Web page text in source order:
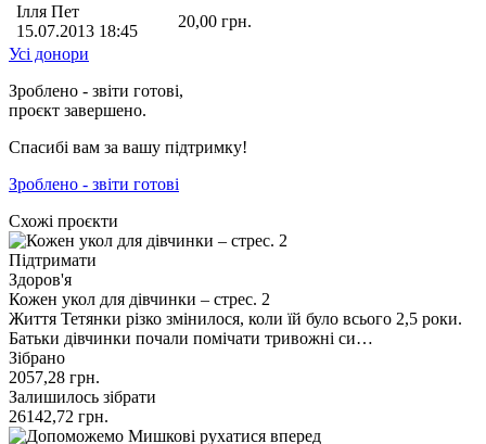
Ілля Пет
15.07.2013 18:45
20,00 грн.
Усі донори
Зроблено - звіти готові,
проєкт завершено.
Спасибі вам за вашу підтримку!
Зроблено - звіти готові
Схожі проєкти
Підтримати
Здоров'я
Кожен укол для дівчинки – стрес. 2
Життя Тетянки різко змінилося, коли їй було всього 2,5 роки.
Батьки дівчинки почали помічати тривожні си…
Зібрано
2057,28 грн.
Залишилось зібрати
26142,72 грн.